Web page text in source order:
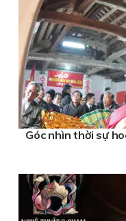
Góc nhìn thời sự